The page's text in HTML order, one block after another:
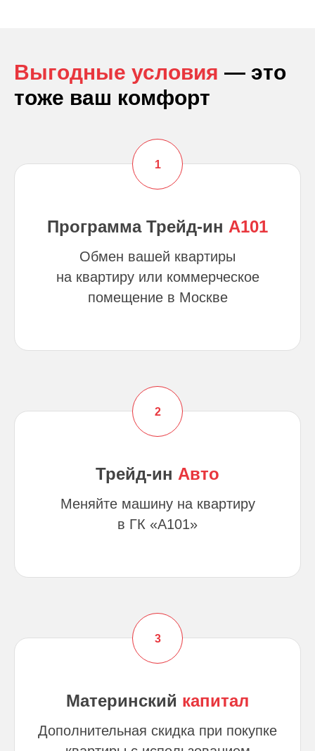
Выгодные условия — это
тоже ваш комфорт
Программа Трейд-ин А101
Обмен вашей квартиры
на квартиру или коммерческое
помещение в Москве
Трейд-ин Авто
Меняйте машину на квартиру
в ГК «А101»
Материнский капитал
Дополнительная скидка при покупке